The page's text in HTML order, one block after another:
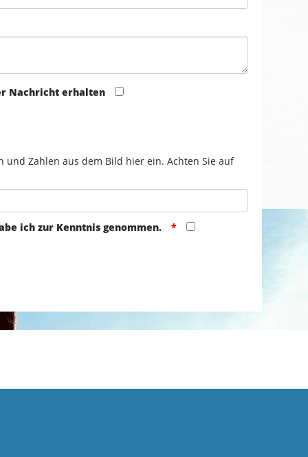
Nachricht erhalten
und Zahlen aus dem Bild hier ein. Achten Sie auf
ich zur Kenntnis genommen.